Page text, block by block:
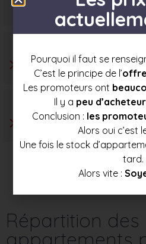
272 000 € 288 500
Répartition des
Pourquoi il faut se
C’est le principe de l’
Les promoteurs ont
Il y a peu
Conclusion : les
Alors oui c’est
Une fois le stock
tard.
Alors vite :